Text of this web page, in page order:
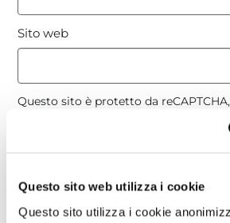
Questo sito web utilizza i cookie
Questo sito utilizza i cookie
Sito web
Questo sito è protetto da
commento.